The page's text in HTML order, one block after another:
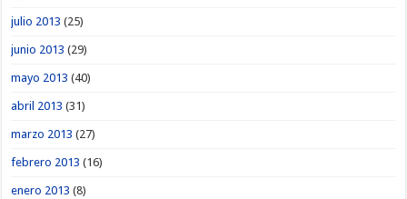
julio 2013 (25)
junio 2013 (29)
mayo 2013 (40)
abril 2013 (31)
marzo 2013 (27)
febrero 2013 (16)
enero 2013 (8)